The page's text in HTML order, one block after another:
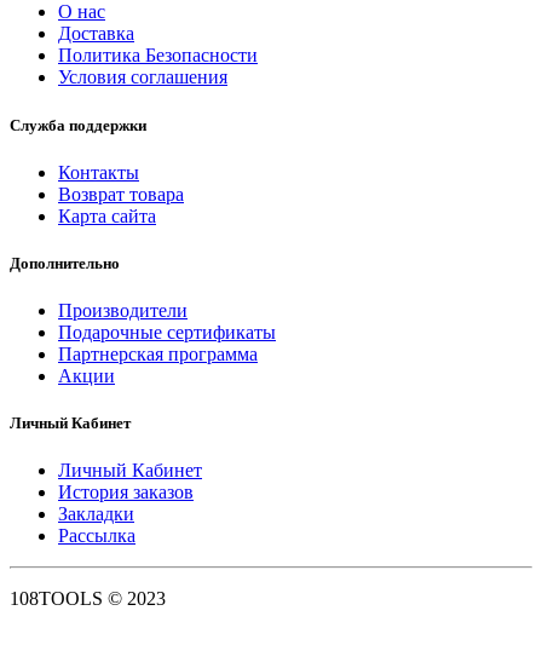
О нас
Доставка
Политика Безопасности
Условия соглашения
Служба поддержки
Контакты
Возврат товара
Карта сайта
Дополнительно
Производители
Подарочные сертификаты
Партнерская программа
Акции
Личный Кабинет
Личный Кабинет
История заказов
Закладки
Рассылка
108TOOLS © 2023